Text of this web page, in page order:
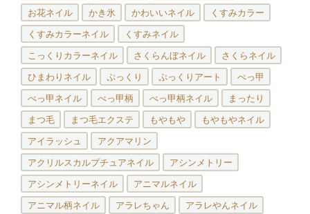
お花ネイル かき氷 かわいいネイル くすみカラー
くすみカラーネイル くすみネイル
こっくりカラーネイル さくらんぼネイル さくらネイル
ひまわりネイル ぷっくり ぷっくりアート べっ甲
べっ甲ネイル べっ甲柄 べっ甲柄ネイル まったり
まつ毛 まつ毛エクステ もやもや もやもやネイル
アイラッシュ アクアマリン
アクリルスカルプチュアネイル アシンメトリー
アシンメトリーネイル アニマルネイル
アニマル柄ネイル アラレちゃん アラレやんネイル